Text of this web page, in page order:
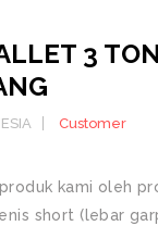
3
Customer
kami oleh
short (lebar